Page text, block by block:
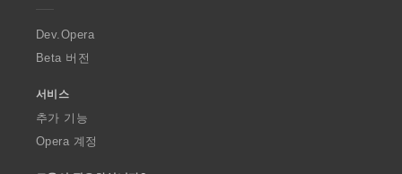
a
Dev.Opera
Beta 버전
서비스
추가 기능
Opera 계정